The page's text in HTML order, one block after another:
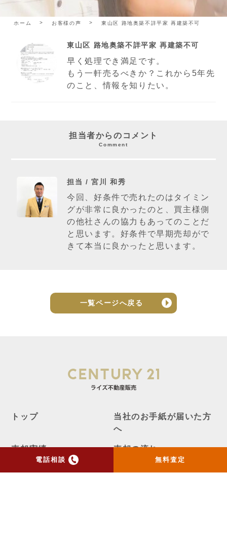
電話相談 無料査定
ホーム お客様の声 東山区 路地奥築不詳平家 再建築不可
東山区 路地奥築不詳平家 再建築不可
早く処理でき満足です。
もう一軒売るべきか？これから5年先
のこと、情報を知りたい。
担当者からのコメント
Comment
担当 / 宮川 和秀
今回、好条件で売れたのはタイミン
グが非常に良かったのと、買主様側
の他社さんの協力もあってのことだ
と思います。好条件で早期売却がで
きて本当に良かったと思います。
一覧ページへ戻る
トップ
当社のお手紙が届いた方
へ
売却実績 売却の流れ